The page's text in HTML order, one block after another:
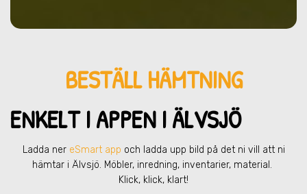
BESTÄLL HÄMTNING
ENKELT I APPEN I ÄLVSJÖ
Ladda ner eSmart app och ladda upp bild på det ni vill att ni
hämtar i Älvsjö. Möbler, inredning, inventarier, material.
Klick, klick, klart!